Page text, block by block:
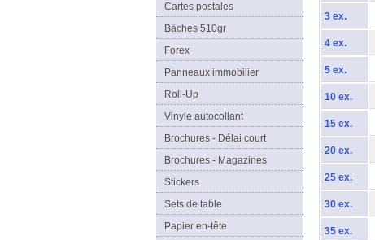
Cartes postales
Bâches 510gr
Forex
Panneaux immobilier
Roll-Up
Vinyle autocollant
Brochures - Délai court
Brochures - Magazines
Stickers
Sets de table
Papier en-tête
3 ex.
4 ex.
5 ex.
10 ex.
15 ex.
20 ex.
25 ex.
30 ex.
35 ex.